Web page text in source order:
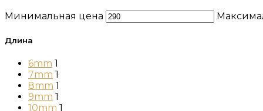
Минимальная цена
Длина
6mm 1
7mm 1
8mm 1
9mm 1
10mm 1